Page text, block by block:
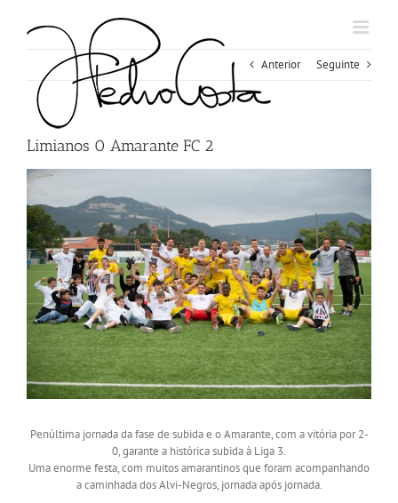
Anterior
Seguinte
Limianos 0 Amarante FC 2
View
Image
Penúltima jornada da fase de subida e o Amarante, com a vitória por 2-
0, garante a histórica subida à Liga 3.
Uma enorme festa, com muitos amarantinos que foram acompanhando
a caminhada dos Alvi-Negros, jornada após jornada.